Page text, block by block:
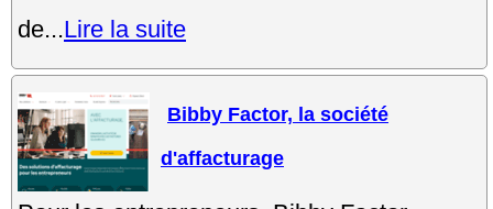
de...Lire la suite
Bibby Factor, la société
d'affacturage